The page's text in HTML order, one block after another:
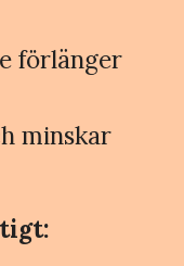
förlänger
minskar